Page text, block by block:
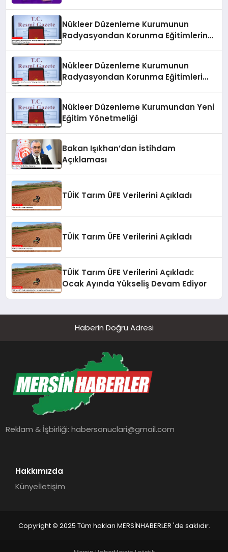
Nükleer Düzenleme Kurumunun
Radyasyondan Korunma Eğitimlerine
Nükleer Düzenleme Kurumunun
Radyasyondan Korunma Eğitimleri
Nükleer Düzenleme Kurumundan Yeni
Eğitim Yönetmeliği
Bakan Işıkhan’dan İstihdam
Açıklaması
TÜİK Tarım ÜFE Verilerini Açıkladı
TÜİK Tarım ÜFE Verilerini Açıkladı
TÜİK Tarım ÜFE Verilerini Açıkladı:
Ocak Ayında Yükseliş Devam Ediyor
Haberin Doğru Adresi
Reklam & İşbirliği:habersonuclari@gmail.com
Hakkımızda
Künyeİletişim
Copyright © 2025 Tüm hakları MERSİNHABERLER 'de saklıdır.